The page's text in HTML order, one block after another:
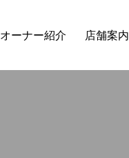
オーナー紹介 店舗案内